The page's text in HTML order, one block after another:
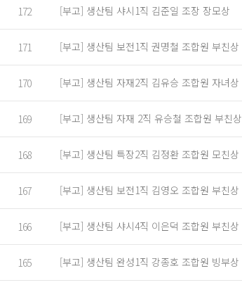
172 [부고] 생산팀 샤시1직 김준일 조장 장모상
171 [부고] 생산팀 보전1직 권명철 조합원 부친상
170 [부고] 생산팀 자재2직 김유승 조합원 자녀상
169 [부고] 생산팀 자재 2직 유승철 조합원 부친상
168 [부고] 생산팀 특장2직 김정환 조합원 모친상
167 [부고] 생산팀 보전1직 김영오 조합원 부친상
166 [부고] 생산팀 샤시4직 이은덕 조합원 부친상
165 [부고] 생산팀 완성1직 강종호 조합원 빙부상